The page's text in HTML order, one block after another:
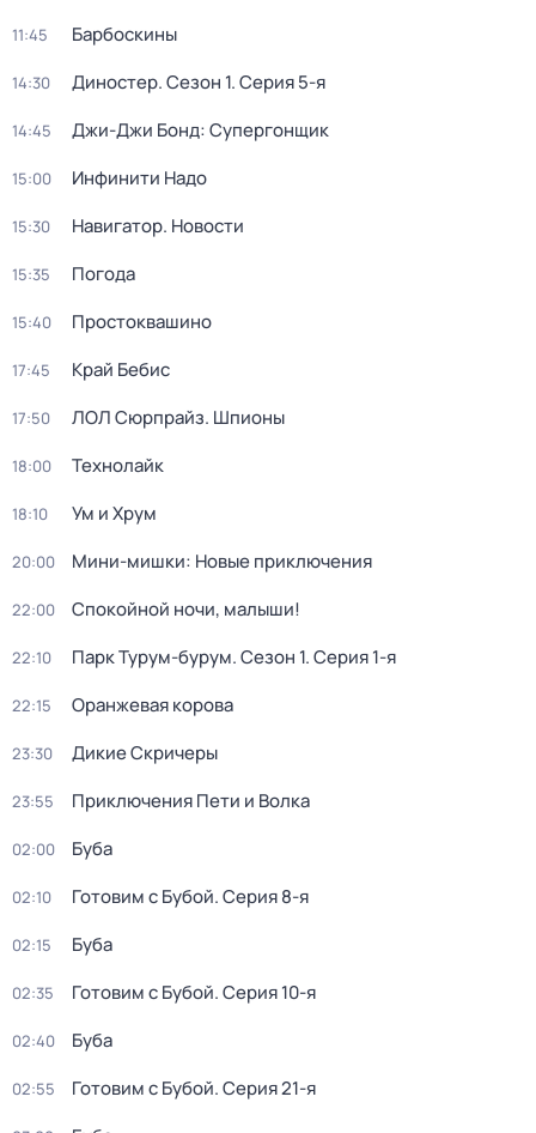
11:45 Барбоскины
14:30 Диностер. Сезон 1. Серия 5-я
14:45 Джи-Джи Бонд: Супергонщик
15:00 Инфинити Надо
15:30 Навигатор. Новости
15:35 Погода
15:40 Простоквашино
17:45 Край Бебис
17:50 ЛОЛ Сюрпрайз. Шпионы
18:00 Технолайк
18:10 Ум и Хрум
20:00 Мини-мишки: Новые приключения
22:00 Спокойной ночи, малыши!
22:10 Парк Турум-бурум. Сезон 1. Серия 1-я
22:15 Оранжевая корова
23:30 Дикие Скричеры
23:55 Приключения Пети и Волка
02:00 Буба
02:10 Готовим с Бубой. Серия 8-я
02:15 Буба
02:35 Готовим с Бубой. Серия 10-я
02:40 Буба
02:55 Готовим с Бубой. Серия 21-я